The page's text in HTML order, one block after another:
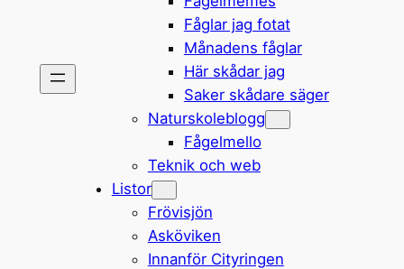
Fåglar jag fotat
Månadens fåglar
Här skådar jag
Saker skådare säger
Naturskoleblogg
Fågelmello
Teknik och web
Listor
Frövisjön
Asköviken
Innanför Cityringen